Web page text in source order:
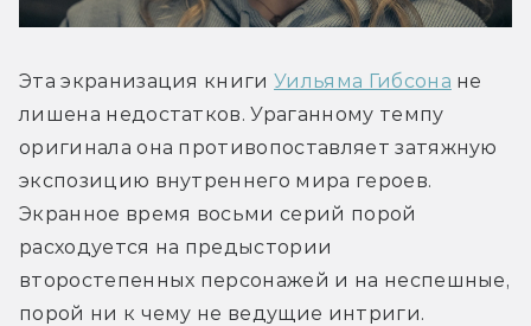
Эта экранизация книги Уильяма Гибсона не
лишена недостатков. Ураганному темпу
оригинала она противопоставляет затяжную
экспозицию внутреннего мира героев.
Экранное время восьми серий порой
расходуется на предыстории
второстепенных персонажей и на неспешные,
порой ни к чему не ведущие интриги.